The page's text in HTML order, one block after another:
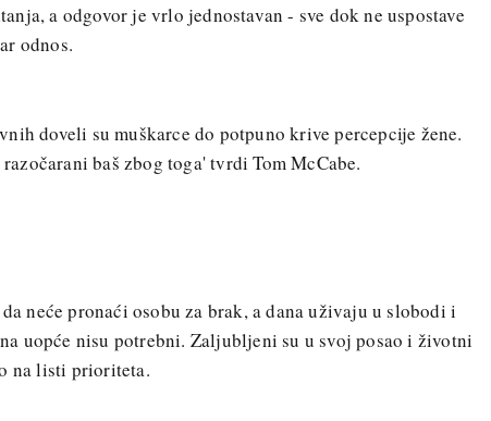
a odgovor je vrlo jednostavan - sve dok ne uspostave
odnos.
doveli su muškarce do potpuno krive percepcije žene.
baš zbog toga' tvrdi Tom McCabe.
neće pronaći osobu za brak, a dana uživaju u slobodi i
uopće nisu potrebni. Zaljubljeni su u svoj posao i životni
na listi prioriteta.